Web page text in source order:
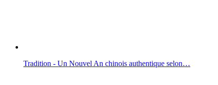
Tradition - Un Nouvel An chinois authentique selon…